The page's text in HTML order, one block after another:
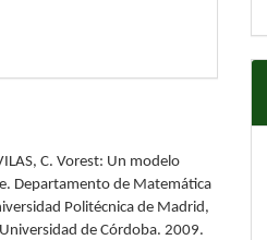
C. Vorest: Un modelo
Departamento de Matemática
Politécnica de Madrid,
de Córdoba. 2009.